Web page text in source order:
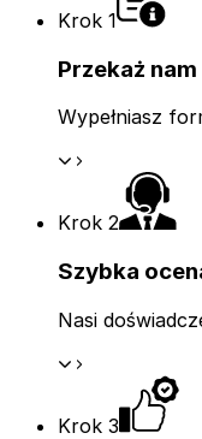
Krok 1
Przekaż
Wypełniasz
Krok 2
Szybka
Nasi
Krok 3